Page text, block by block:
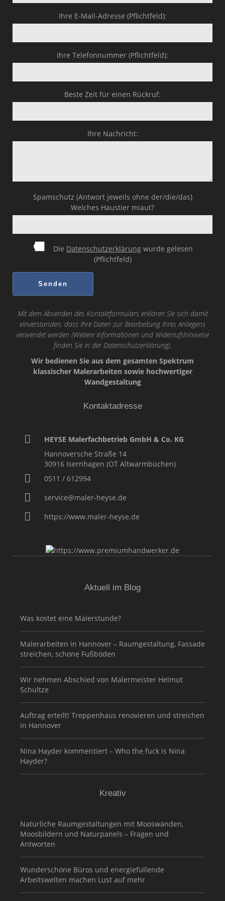
Meine gute Empfehlung
Heyse Lifestyle
Kontakt
Navigation schließen
Ihre E-Mail-Adresse (Pflichtfeld):
Ihre Telefonnummer (Pflichtfeld):
Beste Zeit für einen Rückruf:
Ihre Nachricht:
Spamschutz (Antwort jeweils ohne der/die/das)
Welches Haustier miaut?
Die Datenschutzerklärung wurde gelesen
(Pflichtfeld)
Mit dem Absenden des Kontaktformulars erklären Sie sich damit
einverstanden, dass Ihre Daten zur Bearbeitung Ihres Anliegens
verwendet werden (Weitere Informationen und Widerrufshinweise
finden Sie in der Datenschutzerklärung).
Wir bedienen Sie aus dem gesamten Spektrum
klassischer Malerarbeiten sowie hochwertiger
Wandgestaltung
Kontaktadresse
HEYSE Malerfachbetrieb GmbH & Co. KG
Hannoversche Straße 14
30916 Isernhagen (OT Altwarmbüchen)
0511 / 612994
service@maler-heyse.de
https://www.maler-heyse.de
Aktuell im Blog
Was kostet eine Malerstunde?
Malerarbeiten in Hannover – Raumgestaltung, Fassade
streichen, schöne Fußböden
Wir nehmen Abschied von Malermeister Helmut
Schultze
Auftrag erteilt! Treppenhaus renovieren und streichen
in Hannover
Nina Hayder kommentiert – Who the fuck is Nina
Hayder?
Kreativ
Natürliche Raumgestaltungen mit Mooswänden,
Moosbildern und Naturpanels – Fragen und
Antworten
Wunderschöne Büros und energiefüllende
Arbeitswelten machen Lust auf mehr